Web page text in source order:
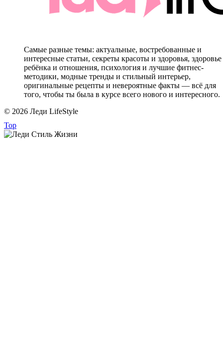
Самые разные темы: актуальные, востребованные и
интересные статьи, секреты красоты и здоровья, здоровье
ребёнка и отношения, психология и лучшие фитнес-
методики, модные тренды и стильный интерьер,
оригинальные рецепты и невероятные факты — всё для
того, чтобы ты была в курсе всего нового и интересного.
© 2026 Леди LifeStyle
Top